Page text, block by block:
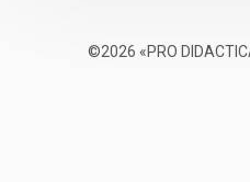
©2026 «PRO